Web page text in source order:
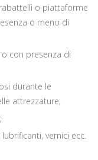
o piattaforme
o meno di
con presenza di
durante le
attrezzature;
vernici ecc.